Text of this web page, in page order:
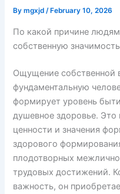
Bymgxjd/ February 10, 2026
По какой причине
собственную значимость
Ощущение собственной
фундаментальную
формирует уровень
душевное здоровье.
ценности и значения
здорового
плодотворных
трудовых достижений.
важность, он